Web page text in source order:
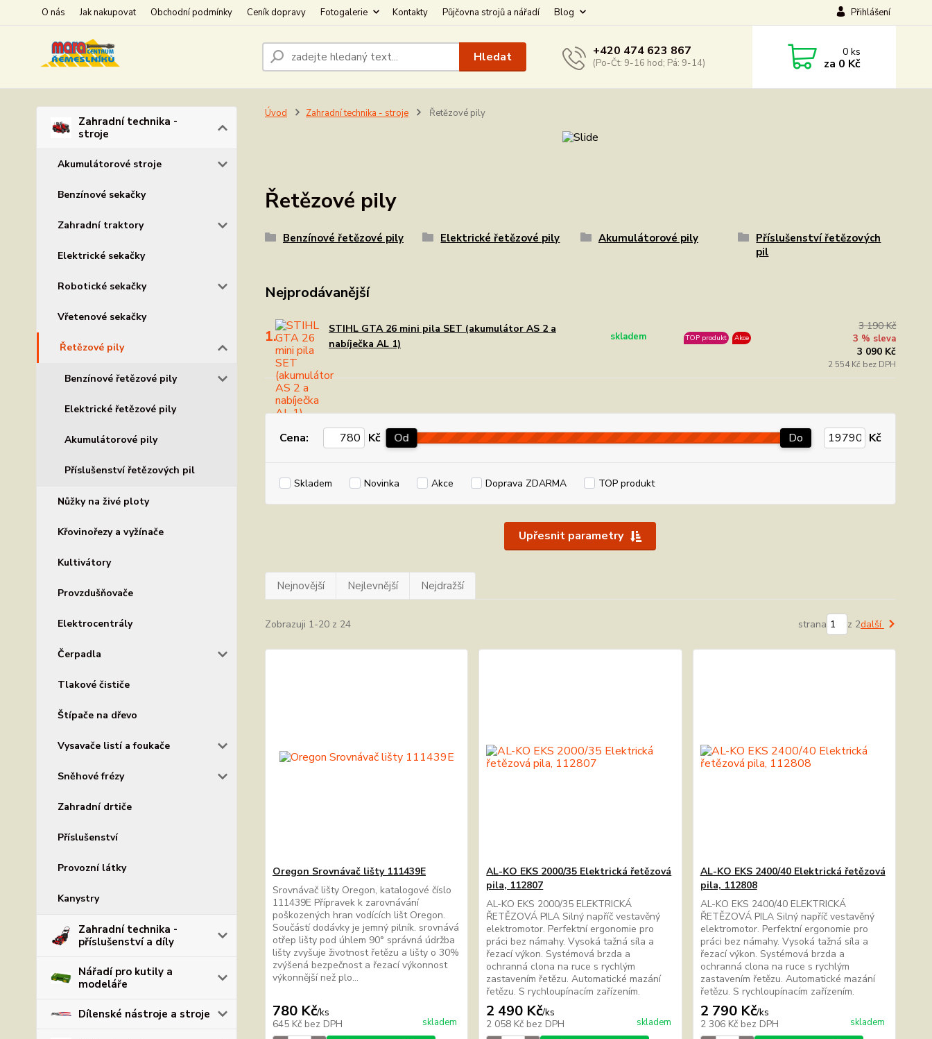
O nás Jak nakupovat Obchodní podmínky Ceník dopravy Fotogalerie Kontakty Půjčovna strojů a nářadí Blog Přihlášení
Hledat +420 474 623 867
(Po-Čt: 9-16 hod; Pá: 9-14)
0ks
za 0 Kč
Zahradní technika -
stroje
Akumulátorové stroje
Benzínové sekačky
Zahradní traktory
Elektrické sekačky
Robotické sekačky
Vřetenové sekačky
Řetězové pily
Benzínové řetězové pily
Elektrické řetězové pily
Akumulátorové pily
Příslušenství řetězových pil
Nůžky na živé ploty
Křovinořezy a vyžínače
Kultivátory
Provzdušňovače
Elektrocentrály
Čerpadla
Tlakové čističe
Štípače na dřevo
Vysavače listí a foukače
Sněhové frézy
Zahradní drtiče
Příslušenství
Provozní látky
Kanystry
Zahradní technika -
příslušenství a díly
Nářadí pro kutily a
modeláře
Dílenské nástroje a stroje
Úvod Zahradní technika - stroje Řetězové pily
Řetězové pily
Benzínové řetězové pily Elektrické řetězové pily Akumulátorové pily
Příslušenství řetězových
pil
Nejprodávanější
1.
STIHL GTA 26 mini pila SET (akumulátor AS 2 a
nabíječka AL 1)
skladem TOP produkt Akce
3 190 Kč
3 % sleva
3 090 Kč
2 554 Kč bez DPH
Upřesnit parametry
Cena: Kč Od Do Kč
Skladem Novinka Akce Doprava ZDARMA TOP produkt
Nejnovější Nejlevnější Nejdražší
Zobrazuji 1-20 z 24 strana z 2další
Oregon Srovnávač lišty 111439E
Srovnávač lišty Oregon, katalogové číslo
111439E Přípravek k zarovnávání
poškozených hran vodících lišt Oregon.
Součástí dodávky je jemný pilník. srovnává
otřep lišty pod úhlem 90° správná údržba
lišty zvyšuje životnost řetězu a lišty o 30%
zvýšená bezpečnost a řezací výkonnost
výkonnější než plo...
780 Kč/ks
645 Kč bez DPH skladem
AL-KO EKS 2000/35 Elektrická řetězová
pila, 112807
AL-KO EKS 2000/35 ELEKTRICKÁ
ŘETĚZOVÁ PILA Silný napříč vestavěný
elektromotor. Perfektní ergonomie pro
práci bez námahy. Vysoká tažná síla a
řezací výkon. Systémová brzda a
ochranná clona na ruce s rychlým
zastavením řetězu. Automatické mazání
řetězu. S rychloupínacím zařízením.
2 490 Kč/ks
2 058 Kč bez DPH skladem
AL-KO EKS 2400/40 Elektrická řetězová
pila, 112808
AL-KO EKS 2400/40 ELEKTRICKÁ
ŘETĚZOVÁ PILA Silný napříč vestavěný
elektromotor. Perfektní ergonomie pro
práci bez námahy. Vysoká tažná síla a
řezací výkon. Systémová brzda a
ochranná clona na ruce s rychlým
zastavením řetězu. Automatické mazání
řetězu. S rychloupínacím zařízením.
2 790 Kč/ks
2 306 Kč bez DPH skladem